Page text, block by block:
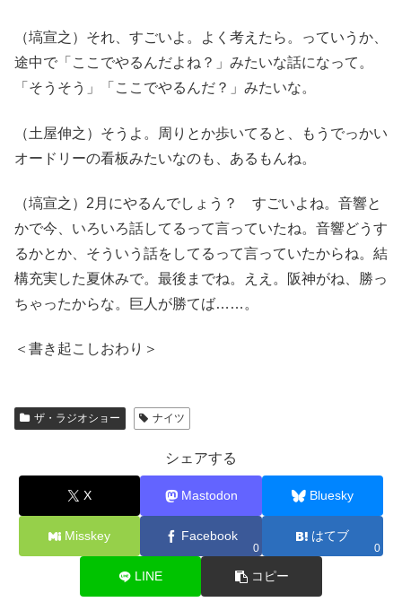
（塙宣之）それ、すごいよ。よく考えたら。っていうか、
途中で「ここでやるんだよね？」みたいな話になって。
「そうそう」「ここでやるんだ？」みたいな。
（土屋伸之）そうよ。周りとか歩いてると、もうでっかい
オードリーの看板みたいなのも、あるもんね。
（塙宣之）2月にやるんでしょう？ すごいよね。音響と
かで今、いろいろ話してるって言っていたね。音響どうす
るかとか、そういう話をしてるって言っていたからね。結
構充実した夏休みで。最後までね。ええ。阪神がね、勝っ
ちゃったからな。巨人が勝てば……。
＜書き起こしおわり＞
ザ・ラジオショー ナイツ
シェアする
X Mastodon Bluesky
Misskey Facebook
0
はてブ
0
LINE コピー